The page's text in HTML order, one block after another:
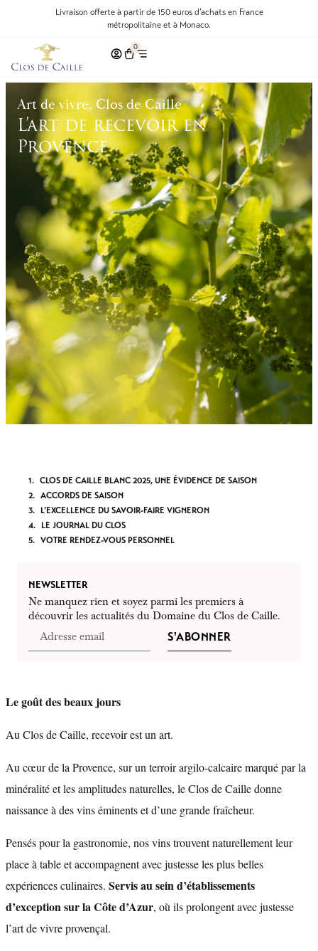
Livraison offerte à partir de 150 euros d’achats en France
métropolitaine et à Monaco.
0
Art de vivre, Clos de Caille
L’art de recevoir en
Provence
CLOS DE CAILLE BLANC 2025, UNE ÉVIDENCE DE SAISON
ACCORDS DE SAISON
L’EXCELLENCE DU SAVOIR-FAIRE VIGNERON
LE JOURNAL DU CLOS
VOTRE RENDEZ-VOUS PERSONNEL
NEWSLETTER
Ne manquez rien et soyez parmi les premiers à
découvrir les actualités du Domaine du Clos de Caille.
S'ABONNER
Le goût des beaux jours
Au Clos de Caille, recevoir est un art.
Au cœur de la Provence, sur un terroir argilo-calcaire marqué par la
minéralité et les amplitudes naturelles, le Clos de Caille donne
naissance à des vins éminents et d’une grande fraîcheur.
Pensés pour la gastronomie, nos vins trouvent naturellement leur
place à table et accompagnent avec justesse les plus belles
expériences culinaires. Servis au sein d’établissements
d’exception sur la Côte d’Azur, où ils prolongent avec justesse
l’art de vivre provençal.